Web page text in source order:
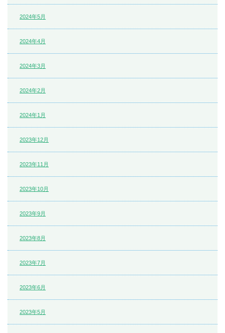
2024年5月
2024年4月
2024年3月
2024年2月
2024年1月
2023年12月
2023年11月
2023年10月
2023年9月
2023年8月
2023年7月
2023年6月
2023年5月